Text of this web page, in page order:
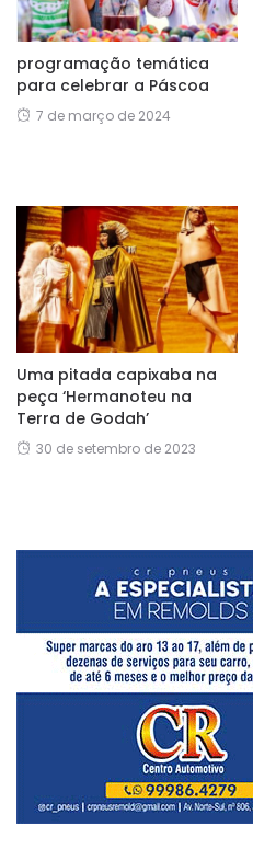
programação temática
para celebrar a Páscoa
7 de março de 2024
Uma pitada capixaba na
peça ‘Hermanoteu na
Terra de Godah’
30 de setembro de 2023